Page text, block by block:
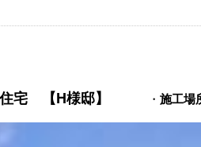
宅 【H様邸】 ・ 施工場